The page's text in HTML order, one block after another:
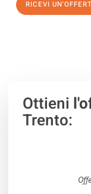
RICEVI
Ottieni
Trento: